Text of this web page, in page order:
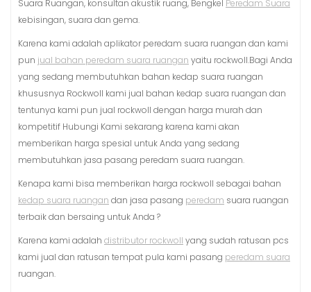
Suara Ruangan, konsultan akustik ruang, Bengkel Peredam Suara
kebisingan, suara dan gema.
Karena kami adalah aplikator peredam suara ruangan dan kami
pun jual bahan peredam suara ruangan yaitu rockwoll.Bagi Anda
yang sedang membutuhkan bahan kedap suara ruangan
khususnya Rockwoll kami jual bahan kedap suara ruangan dan
tentunya kami pun jual rockwoll dengan harga murah dan
kompetitif Hubungi Kami sekarang karena kami akan
memberikan harga spesial untuk Anda yang sedang
membutuhkan jasa pasang peredam suara ruangan.
Kenapa kami bisa memberikan harga rockwoll sebagai bahan
kedap suara ruangan dan jasa pasang peredam suara ruangan
terbaik dan bersaing untuk Anda ?
Karena kami adalah distributor rockwoll yang sudah ratusan pcs
kami jual dan ratusan tempat pula kami pasang peredam suara
ruangan.